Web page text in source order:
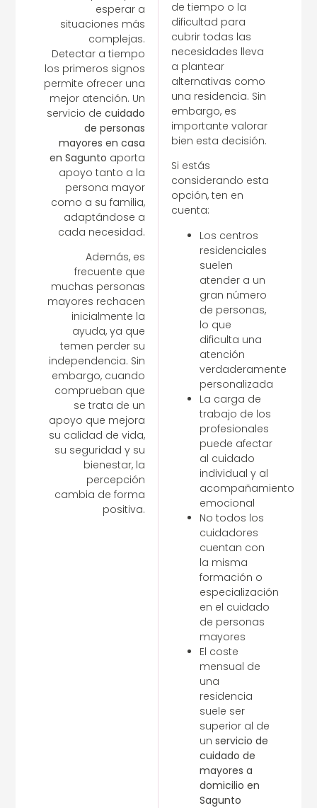
esperar a
situaciones más
complejas.
Detectar a tiempo
los primeros signos
permite ofrecer una
mejor atención. Un
servicio de cuidado
de personas
mayores en casa
en Sagunto aporta
apoyo tanto a la
persona mayor
como a su familia,
adaptándose a
cada necesidad.
Además, es
frecuente que
muchas personas
mayores rechacen
inicialmente la
ayuda, ya que
temen perder su
independencia. Sin
embargo, cuando
comprueban que
se trata de un
apoyo que mejora
su calidad de vida,
su seguridad y su
bienestar, la
percepción
cambia de forma
positiva.
de tiempo o la
dificultad para
cubrir todas las
necesidades lleva
a plantear
alternativas como
una residencia. Sin
embargo, es
importante valorar
bien esta decisión.
Si estás
considerando esta
opción, ten en
cuenta:
Los centros
residenciales
suelen
atender a un
gran número
de personas,
lo que
dificulta una
atención
verdaderamente
personalizada
La carga de
trabajo de los
profesionales
puede afectar
al cuidado
individual y al
acompañamiento
emocional
No todos los
cuidadores
cuentan con
la misma
formación o
especialización
en el cuidado
de personas
mayores
El coste
mensual de
una
residencia
suele ser
superior al de
unservicio de
cuidado de
mayores a
domicilio en
Sagunto